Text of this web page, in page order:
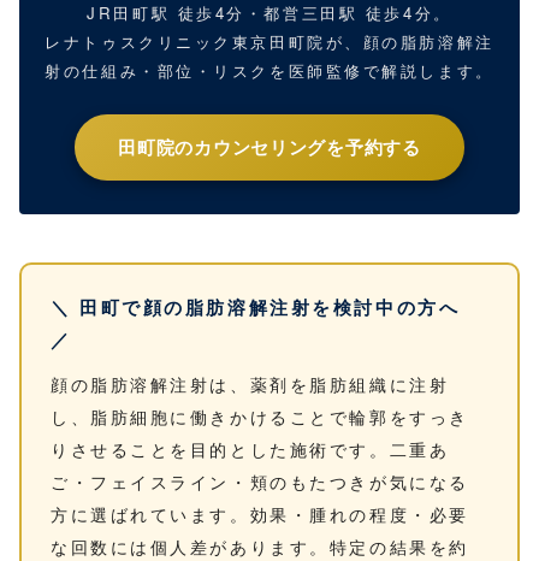
JR田町駅 徒歩4分・都営三田駅 徒歩4分。
レナトゥスクリニック東京田町院が、顔の脂肪溶解注
射の仕組み・部位・リスクを医師監修で解説します。
田町院のカウンセリングを予約する
＼ 田町で顔の脂肪溶解注射を検討中の方へ
／
顔の脂肪溶解注射は、薬剤を脂肪組織に注射
し、脂肪細胞に働きかけることで輪郭をすっき
りさせることを目的とした施術です。二重あ
ご・フェイスライン・頬のもたつきが気になる
方に選ばれています。効果・腫れの程度・必要
な回数には個人差があります。特定の結果を約